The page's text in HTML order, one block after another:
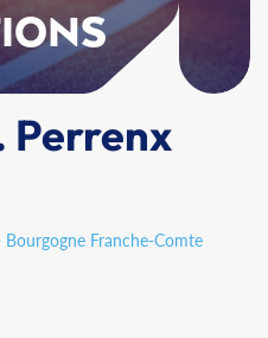
Perrenx
Franche-Comte